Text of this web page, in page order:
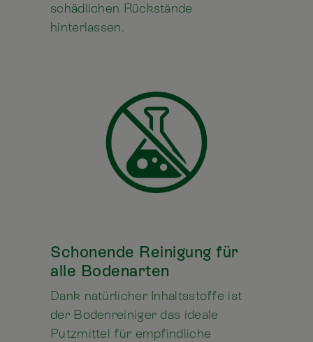
schädlichen Rückstände
hinterlassen.
Schonende Reinigung für
alle Bodenarten
Dank natürlicher Inhaltsstoffe ist
der Bodenreiniger das ideale
Putzmittel für empfindliche